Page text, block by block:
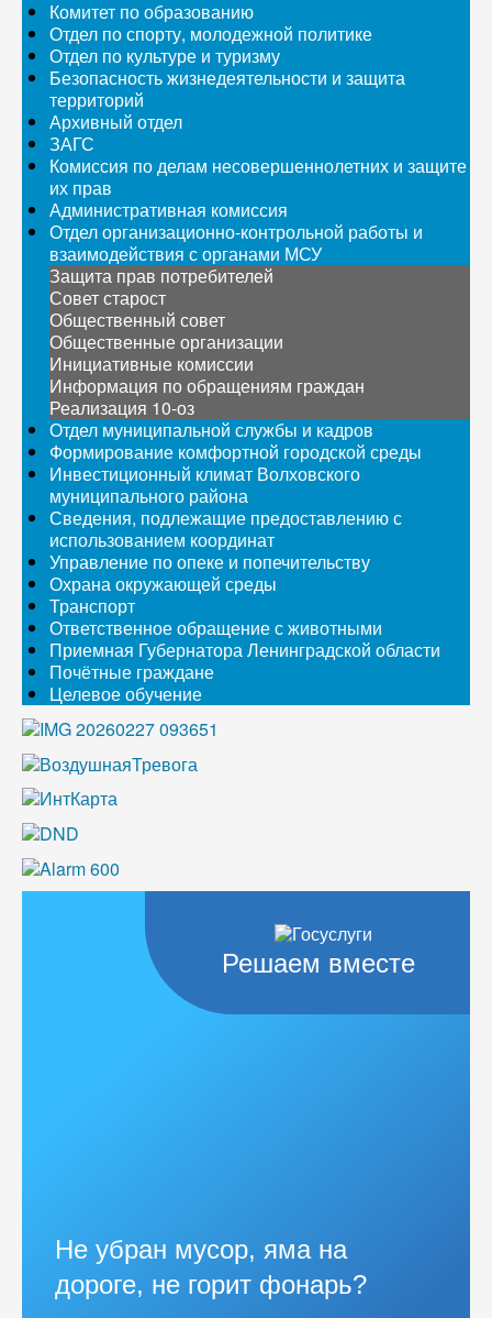
Комитет по образованию
Отдел по спорту, молодежной политике
Отдел по культуре и туризму
Безопасность жизнедеятельности и защита
территорий
Архивный отдел
ЗАГС
Комиссия по делам несовершеннолетних и защите
их прав
Административная комиссия
Отдел организационно-контрольной работы и
взаимодействия с органами МСУ
Защита прав потребителей
Совет старост
Общественный совет
Общественные организации
Инициативные комиссии
Информация по обращениям граждан
Реализация 10-оз
Отдел муниципальной службы и кадров
Формирование комфортной городской среды
Инвестиционный климат Волховского
муниципального района
Сведения, подлежащие предоставлению с
использованием координат
Управление по опеке и попечительству
Охрана окружающей среды
Транспорт
Ответственное обращение с животными
Приемная Губернатора Ленинградской области
Почётные граждане
Целевое обучение
Решаем вместе
Не убран мусор, яма на
дороге, не горит фонарь?